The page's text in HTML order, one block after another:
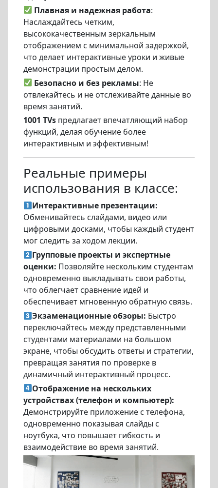
Плавная и надежная работа:
Наслаждайтесь четким,
высококачественным зеркальным
отображением с минимальной задержкой,
что делает интерактивные уроки и живые
демонстрации простым делом.
Безопасно и без рекламы: Не
отвлекайтесь и не отслеживайте данные во
время занятий.
1001 TVs предлагает впечатляющий набор
функций, делая обучение более
интерактивным и эффективным!
Реальные примеры
использования в классе:
Интерактивные презентации:
Обменивайтесь слайдами, видео или
цифровыми досками, чтобы каждый студент
мог следить за ходом лекции.
Групповые проекты и экспертные
оценки: Позволяйте нескольким студентам
одновременно выкладывать свои работы,
что облегчает сравнение идей и
обеспечивает мгновенную обратную связь.
Экзаменационные обзоры: Быстро
переключайтесь между представленными
студентами материалами на большом
экране, чтобы обсудить ответы и стратегии,
превращая занятия по проверке в
динамичный интерактивный процесс.
Отображение на нескольких
устройствах (телефон и компьютер):
Демонстрируйте приложение с телефона,
одновременно показывая слайды с
ноутбука, что повышает гибкость и
взаимодействие во время занятий.